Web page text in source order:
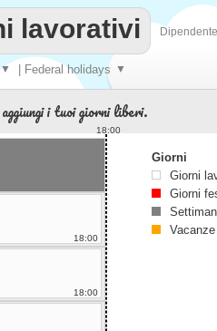
▼ | Federal holidays ▼
lavorativi
i tuoi giorni liberi.
18:00
18:00
18:00
Giorni
Giorni
Giorni
Vacanze